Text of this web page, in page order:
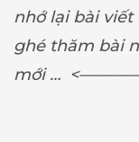
nhớ lại bài viết
ghé thăm bài
mới …